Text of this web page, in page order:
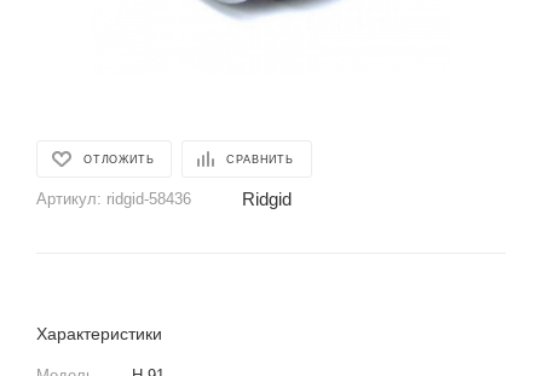
ОТЛОЖИТЬ СРАВНИТЬ
Артикул: ridgid-58436 Ridgid
Характеристики